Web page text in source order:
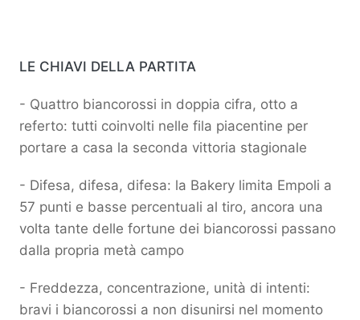
LE CHIAVI DELLA PARTITA
- Quattro biancorossi in doppia cifra, otto a
referto: tutti coinvolti nelle fila piacentine per
portare a casa la seconda vittoria stagionale
- Difesa, difesa, difesa: la Bakery limita Empoli a
57 punti e basse percentuali al tiro, ancora una
volta tante delle fortune dei biancorossi passano
dalla propria metà campo
- Freddezza, concentrazione, unità di intenti:
bravi i biancorossi a non disunirsi nel momento